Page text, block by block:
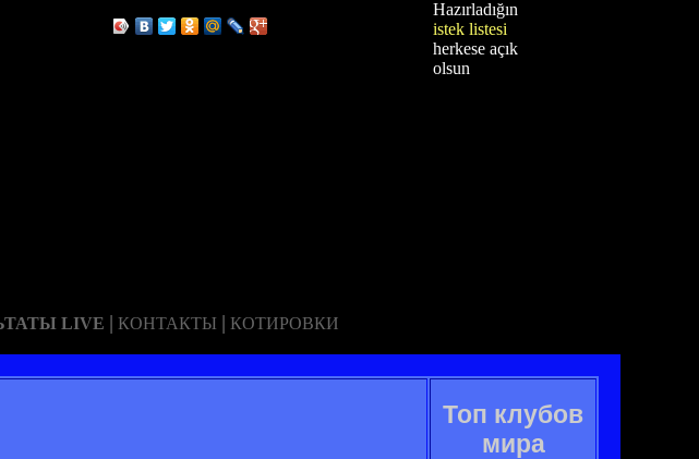
LIVE | КОНТАКТЫ | КОТИРОВКИ
Топ клубов
мира
Hazırladığın
istek listesi
herkese açık
olsun